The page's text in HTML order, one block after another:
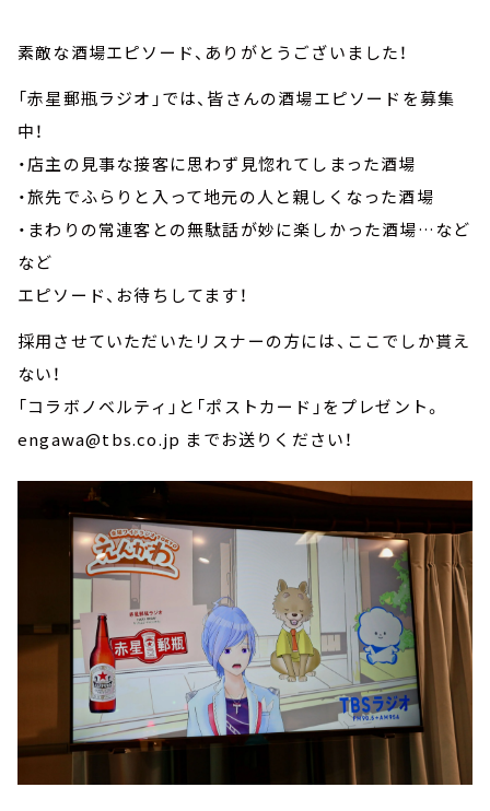
素敵な酒場エピソード、ありがとうございました！
「赤星郵瓶ラジオ」では、皆さんの酒場エピソードを募集
中！
・店主の見事な接客に思わず見惚れてしまった酒場
・旅先でふらりと入って地元の人と親しくなった酒場
・まわりの常連客との無駄話が妙に楽しかった酒場…など
など
エピソード、お待ちしてます！
採用させていただいたリスナーの方には、ここでしか貰え
ない！
「コラボノベルティ」と「ポストカード」をプレゼント。
engawa@tbs.co.jp までお送りください！